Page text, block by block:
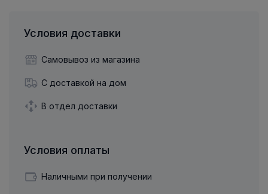
Условия доставки
Самовывоз из магазина
С доставкой на дом
В отдел доставки
Условия оплаты
Наличными при получении